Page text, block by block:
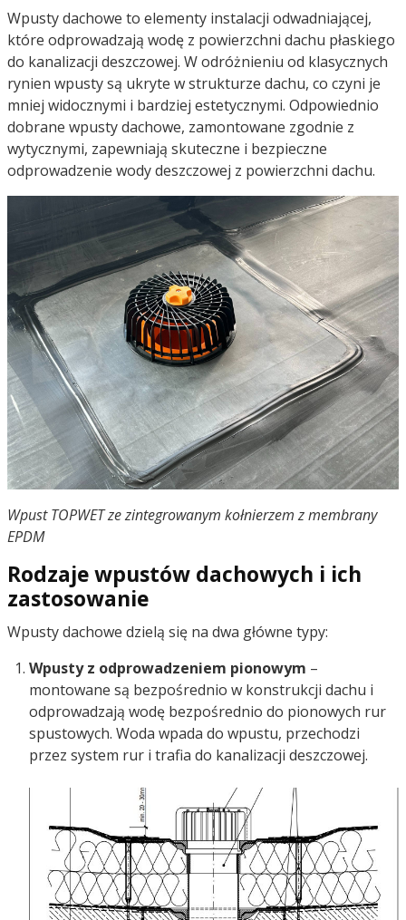
Wpusty dachowe to elementy instalacji odwadniającej,
które odprowadzają wodę z powierzchni dachu płaskiego
do kanalizacji deszczowej. W odróżnieniu od klasycznych
rynien wpusty są ukryte w strukturze dachu, co czyni je
mniej widocznymi i bardziej estetycznymi. Odpowiednio
dobrane wpusty dachowe, zamontowane zgodnie z
wytycznymi, zapewniają skuteczne i bezpieczne
odprowadzenie wody deszczowej z powierzchni dachu.
Wpust TOPWET ze zintegrowanym kołnierzem z membrany
EPDM
Rodzaje wpustów dachowych i ich
zastosowanie
Wpusty dachowe dzielą się na dwa główne typy:
Wpusty z odprowadzeniem pionowym –
montowane są bezpośrednio w konstrukcji dachu i
odprowadzają wodę bezpośrednio do pionowych rur
spustowych. Woda wpada do wpustu, przechodzi
przez system rur i trafia do kanalizacji deszczowej.